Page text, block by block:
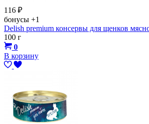
116 ₽
бонусы +1
Delish premium консервы для щенков
100 г
0
В корзину